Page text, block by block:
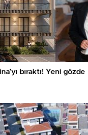
bıraktı! Yeni gözde